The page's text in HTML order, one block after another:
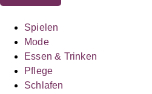
Spielen
Mode
Essen & Trinken
Pflege
Schlafen